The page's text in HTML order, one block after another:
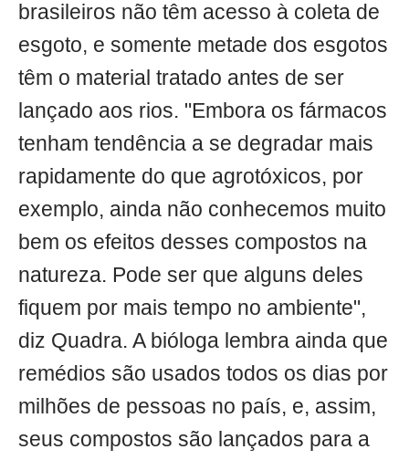
brasileiros não têm acesso à coleta de
esgoto, e somente metade dos esgotos
têm o material tratado antes de ser
lançado aos rios. "Embora os fármacos
tenham tendência a se degradar mais
rapidamente do que agrotóxicos, por
exemplo, ainda não conhecemos muito
bem os efeitos desses compostos na
natureza. Pode ser que alguns deles
fiquem por mais tempo no ambiente",
diz Quadra. A bióloga lembra ainda que
remédios são usados todos os dias por
milhões de pessoas no país, e, assim,
seus compostos são lançados para a